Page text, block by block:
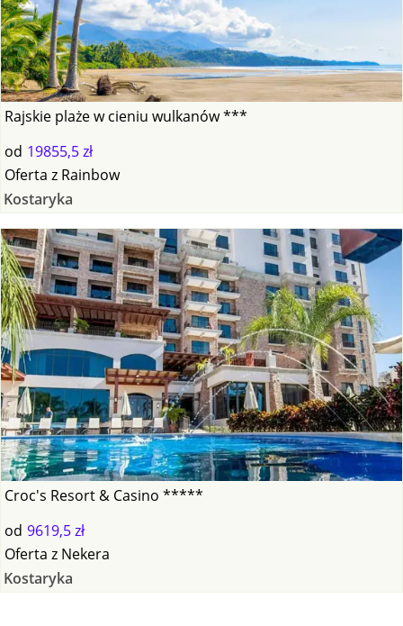
Rajskie plaże w cieniu wulkanów ***
od 19855,5 zł
Oferta z Rainbow
Kostaryka
Croc's Resort & Casino *****
od 9619,5 zł
Oferta z Nekera
Kostaryka